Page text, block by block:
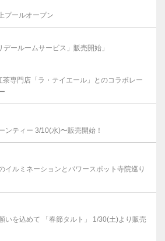
プールオープン
ールームサービス」販売開始」
専門店「ラ・テイエール」とのコラボレー
ンティー 3/10(水)〜販売開始！
イルミネーションとパワースポット寺院巡り
いを込めて 「春節タルト」 1/30(土)より販売